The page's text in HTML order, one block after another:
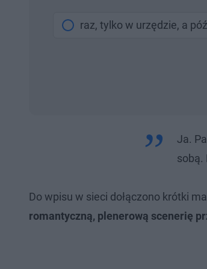
raz, tylko w urzędzie, a
Ja.
sobą.
Do wpisu w sieci dołączono krótki
romantyczną, plenerową scenerię